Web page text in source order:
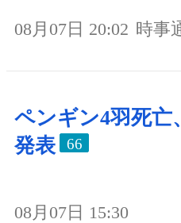
08月07日 20:02 時事
ペンギン4羽死亡
発表
66
08月07日 15:30